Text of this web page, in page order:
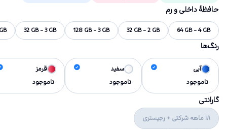
حافظهٔ داخلی و رم
64 GB - 4 GB
32 GB - 2 GB
128 GB - 3 GB
32 GB - 3 GB
رنگ‌ها
آبی
ناموجود
سفید
ناموجود
قرمز
ناموجود
گارانتی
18 ماهه شرکتی + رجیستری